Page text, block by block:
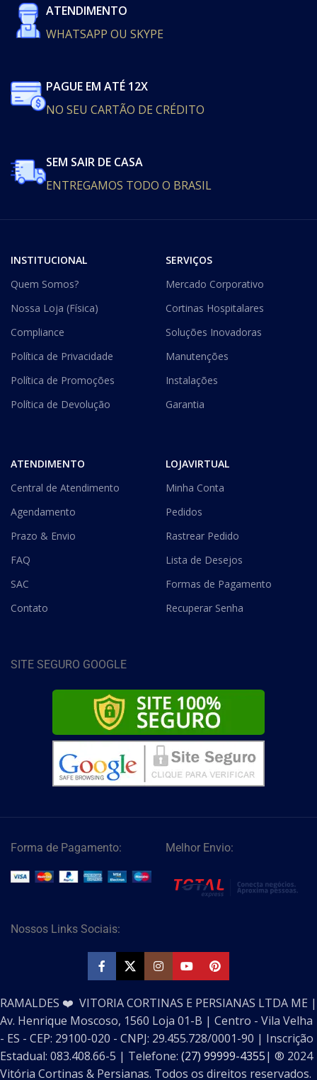
ATENDIMENTO
WHATSAPP OU SKYPE
PAGUE EM ATÉ 12X
NO SEU CARTÃO DE CRÉDITO
SEM SAIR DE CASA
ENTREGAMOS TODO O BRASIL
INSTITUCIONAL
Quem Somos?
Nossa Loja (Física)
Compliance
Política de Privacidade
Política de Promoções
Política de Devolução
SERVIÇOS
Mercado Corporativo
Cortinas Hospitalares
Soluções Inovadoras
Manutenções
Instalações
Garantia
ATENDIMENTO
Central de Atendimento
Agendamento
Prazo & Envio
FAQ
SAC
Contato
LOJAVIRTUAL
Minha Conta
Pedidos
Rastrear Pedido
Lista de Desejos
Formas de Pagamento
Recuperar Senha
SITE SEGURO GOOGLE
Forma de Pagamento: Melhor Envio:
Nossos Links Sociais:
RAMALDES ❤️ VITORIA CORTINAS E PERSIANAS LTDA ME |
Av. Henrique Moscoso, 1560 Loja 01-B | Centro - Vila Velha
- ES - CEP: 29100-020 - CNPJ: 29.455.728/0001-90 | Inscrição
Estadual: 083.408.66-5 | Telefone: (27) 99999-4355| ®️ 2024
Vitória Cortinas & Persianas. Todos os direitos reservados.